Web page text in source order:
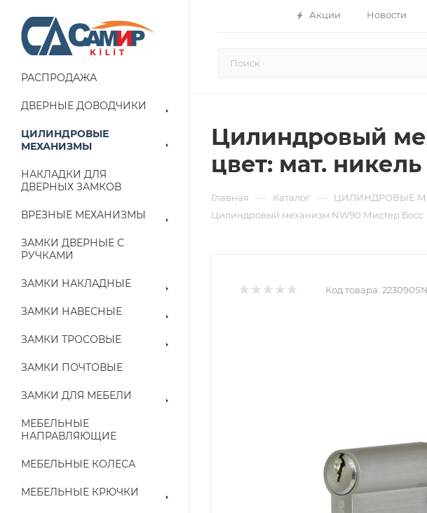
Акции Новости
РАСПРОДАЖА
ДВЕРНЫЕ ДОВОДЧИКИ
ЦИЛИНДРОВЫЕ
МЕХАНИЗМЫ
НАКЛАДКИ ДЛЯ
ДВЕРНЫХ ЗАМКОВ
ВРЕЗНЫЕ МЕХАНИЗМЫ
ЗАМКИ ДВЕРНЫЕ С
РУЧКАМИ
ЗАМКИ НАКЛАДНЫЕ
ЗАМКИ НАВЕСНЫЕ
ЗАМКИ ТРОСОВЫЕ
ЗАМКИ ПОЧТОВЫЕ
ЗАМКИ ДЛЯ МЕБЕЛИ
МЕБЕЛЬНЫЕ
НАПРАВЛЯЮЩИЕ
МЕБЕЛЬНЫЕ КОЛЕСА
МЕБЕЛЬНЫЕ КРЮЧКИ
Цилиндровый
цвет: мат.
Главная — Каталог — ЦИЛИНДРОВЫЕ
Цилиндровый механизм NW90 Мистер Босс
Код товара: 223090SN